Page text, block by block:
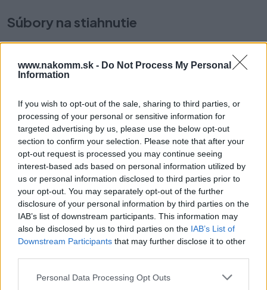
www.nakomm.sk - Do Not Process My Personal
Information
If you wish to opt-out of the sale, sharing to third parties, or
processing of your personal or sensitive information for
targeted advertising by us, please use the below opt-out
section to confirm your selection. Please note that after your
opt-out request is processed you may continue seeing
interest-based ads based on personal information utilized by
us or personal information disclosed to third parties prior to
your opt-out. You may separately opt-out of the further
disclosure of your personal information by third parties on the
IAB’s list of downstream participants. This information may
also be disclosed by us to third parties on the IAB’s List of
Downstream Participants that may further disclose it to other
Personal Data Processing Opt Outs
Súbory na stiahnutie
SK-HU-RO_2021_279.pdf
Prečo si vybrať tento produkt?
Úchytka UZ – Z10 je funkcionalita kombinovaná s dizajnom. Je
skvelým doplnkom k akémukoľvek typu povrchu na skrinkách,
zásuvkách alebo komodách. Je ideálna do kuchyne a kúpeľne,
ako aj do obývacej izby a kancelárie. Jej tvar umožňuje vertikálnu a
horizontálnu montáž.
Parametre
5908231320193
G-UZ-Z10096-05